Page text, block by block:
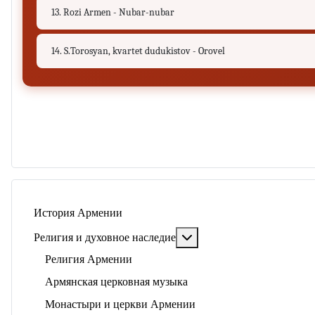
История Армении
Религия и духовное наследие
Религия Армении
Армянская церковная музыка
Монастыри и церкви Армении
13. Rozi Armen - Nubar-nubar
14. S.Torosyan, kvartet dudukistov - Orovel